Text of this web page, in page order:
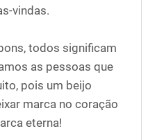
vindas.
todos significam
as pessoas que
pois um beijo
marca no coração
eterna!